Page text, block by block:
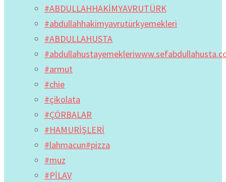
#ABDULLAHHAKİMYAVRUTÜRK
#abdullahhakimyavrutürkyemekleri
#ABDULLAHUSTA
#armut
#chie
#çikolata
#ÇÖRBALAR
#HAMURİŞLERİ
#lahmacun#pizza
#muz
#PİLAV